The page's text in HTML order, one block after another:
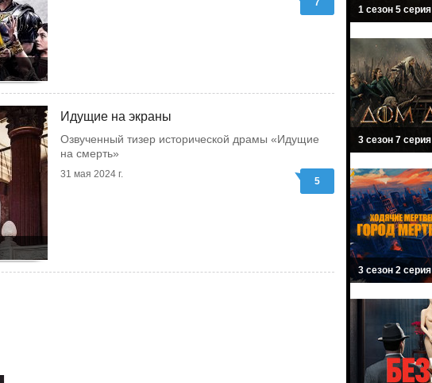
7
Идущие на экраны
Озвученный тизер исторической драмы «Идущие
на смерть»
31 мая 2024 г.
5
1 сезон 5 серия
3 сезон 7 серия
3 сезон 2 серия